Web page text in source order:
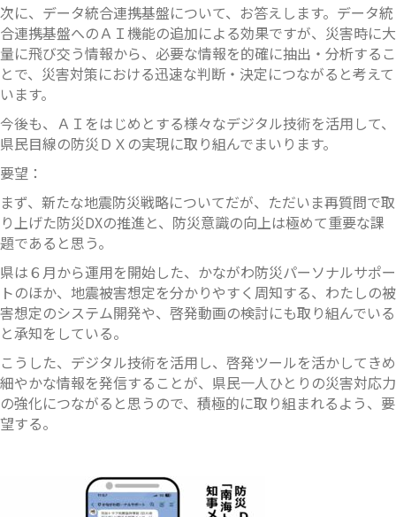
次に、データ統合連携基盤について、お答えします。データ統
合連携基盤へのＡＩ機能の追加による効果ですが、災害時に大
量に飛び交う情報から、必要な情報を的確に抽出・分析するこ
とで、災害対策における迅速な判断・決定につながると考えて
います。
今後も、ＡＩをはじめとする様々なデジタル技術を活用して、
県民目線の防災ＤＸの実現に取り組んでまいります。
要望：
まず、新たな地震防災戦略についてだが、ただいま再質問で取
り上げた防災DXの推進と、防災意識の向上は極めて重要な課
題であると思う。
県は６月から運用を開始した、かながわ防災パーソナルサポー
トのほか、地震被害想定を分かりやすく周知する、わたしの被
害想定のシステム開発や、啓発動画の検討にも取り組んでいる
と承知をしている。
こうした、デジタル技術を活用し、啓発ツールを活かしてきめ
細やかな情報を発信することが、県民一人ひとりの災害対応力
の強化につながると思うので、積極的に取り組まれるよう、要
望する。